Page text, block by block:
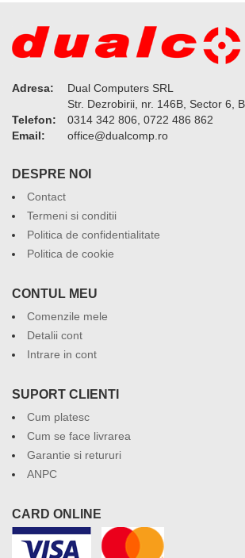
Adresa:
Dual Computers SRL
Str. Dezrobirii, nr. 146B, Sector 6,
Telefon:
0314 342 806, 0722 486 862
Email:
or.pmoclaud@eciffo
DESPRE NOI
Contact
Termeni si conditii
Politica de confidentialitate
Politica de cookie
CONTUL MEU
Comenzile mele
Detalii cont
Intrare in cont
SUPORT CLIENTI
Cum platesc
Cum se face livrarea
Garantie si retururi
ANPC
CARD ONLINE